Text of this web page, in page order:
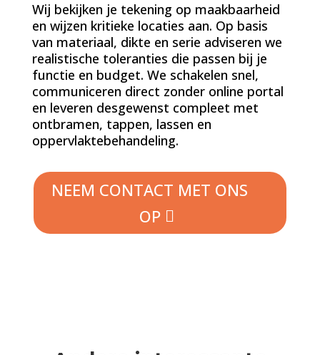
Wij bekijken je tekening op maakbaarheid
en wijzen kritieke locaties aan. Op basis
van materiaal, dikte en serie adviseren we
realistische toleranties die passen bij je
functie en budget. We schakelen snel,
communiceren direct zonder online portal
en leveren desgewenst compleet met
ontbramen, tappen, lassen en
oppervlaktebehandeling.
NEEM CONTACT MET ONS
OP